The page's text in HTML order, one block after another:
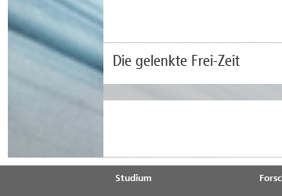
Die gelenkte Frei-Zeit
Studium